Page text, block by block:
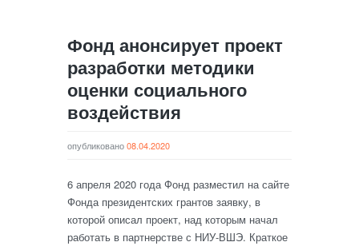
Фонд анонсирует проект
разработки методики
оценки социального
воздействия
опубликовано08.04.2020
6 апреля 2020 года Фонд разместил на сайте
Фонда президентских грантов заявку, в
которой описал проект, над которым начал
работать в партнерстве с НИУ-ВШЭ. Краткое